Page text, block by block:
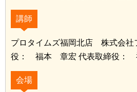
講師
プロタイムズ福岡北店 株式会社
役： 福本 章宏 代表取締役：
会場